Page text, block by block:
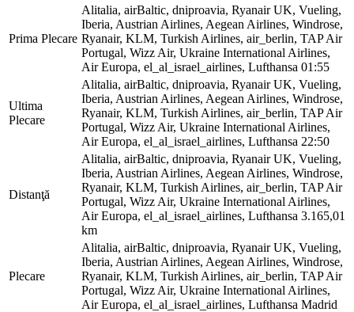
Prima Plecare
Alitalia, airBaltic, dniproavia, Ryanair UK, Vueling,
Iberia, Austrian Airlines, Aegean Airlines, Windrose,
Ryanair, KLM, Turkish Airlines, air_berlin, TAP Air
Portugal, Wizz Air, Ukraine International Airlines,
Air Europa, el_al_israel_airlines, Lufthansa 01:55
Ultima
Plecare
Alitalia, airBaltic, dniproavia, Ryanair UK, Vueling,
Iberia, Austrian Airlines, Aegean Airlines, Windrose,
Ryanair, KLM, Turkish Airlines, air_berlin, TAP Air
Portugal, Wizz Air, Ukraine International Airlines,
Air Europa, el_al_israel_airlines, Lufthansa 22:50
Distanţă
Alitalia, airBaltic, dniproavia, Ryanair UK, Vueling,
Iberia, Austrian Airlines, Aegean Airlines, Windrose,
Ryanair, KLM, Turkish Airlines, air_berlin, TAP Air
Portugal, Wizz Air, Ukraine International Airlines,
Air Europa, el_al_israel_airlines, Lufthansa 3.165,01
km
Plecare
Alitalia, airBaltic, dniproavia, Ryanair UK, Vueling,
Iberia, Austrian Airlines, Aegean Airlines, Windrose,
Ryanair, KLM, Turkish Airlines, air_berlin, TAP Air
Portugal, Wizz Air, Ukraine International Airlines,
Air Europa, el_al_israel_airlines, Lufthansa Madrid